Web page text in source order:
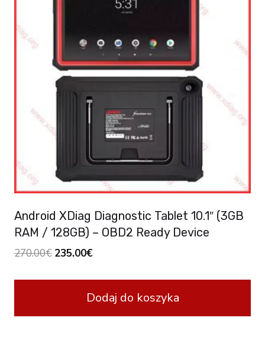
Android XDiag Diagnostic Tablet 10.1″ (3GB
RAM / 128GB) – OBD2 Ready Device
270.00€ Original
270.00€.
235.00€Current
235.00€.
Dodaj do koszyka